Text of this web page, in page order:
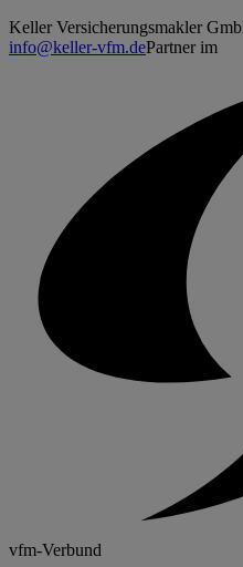
Keller Versicherungsmakler
info@keller-vfm.dePartner im
vfm-Verbund